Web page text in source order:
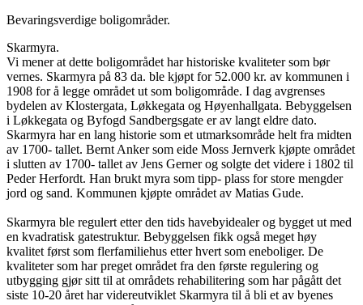
Bevaringsverdige boligområder.
Skarmyra.
Vi mener at dette boligområdet har historiske kvaliteter som bør
vernes. Skarmyra på 83 da. ble kjøpt for 52.000 kr. av kommunen i
1908 for å legge området ut som boligområde. I dag avgrenses
bydelen av Klostergata, Løkkegata og Høyenhallgata. Bebyggelsen
i Løkkegata og Byfogd Sandbergsgate er av langt eldre dato.
Skarmyra har en lang historie som et utmarksområde helt fra midten
av 1700- tallet. Bernt Anker som eide Moss Jernverk kjøpte området
i slutten av 1700- tallet av Jens Gerner og solgte det videre i 1802 til
Peder Herfordt. Han brukt myra som tipp- plass for store mengder
jord og sand. Kommunen kjøpte området av Matias Gude.
Skarmyra ble regulert etter den tids havebyidealer og bygget ut med
en kvadratisk gatestruktur. Bebyggelsen fikk også meget høy
kvalitet først som flerfamiliehus etter hvert som eneboliger. De
kvaliteter som har preget området fra den første regulering og
utbygging gjør sitt til at områdets rehabilitering som har pågått det
siste 10-20 året har videreutviklet Skarmyra til å bli et av byenes